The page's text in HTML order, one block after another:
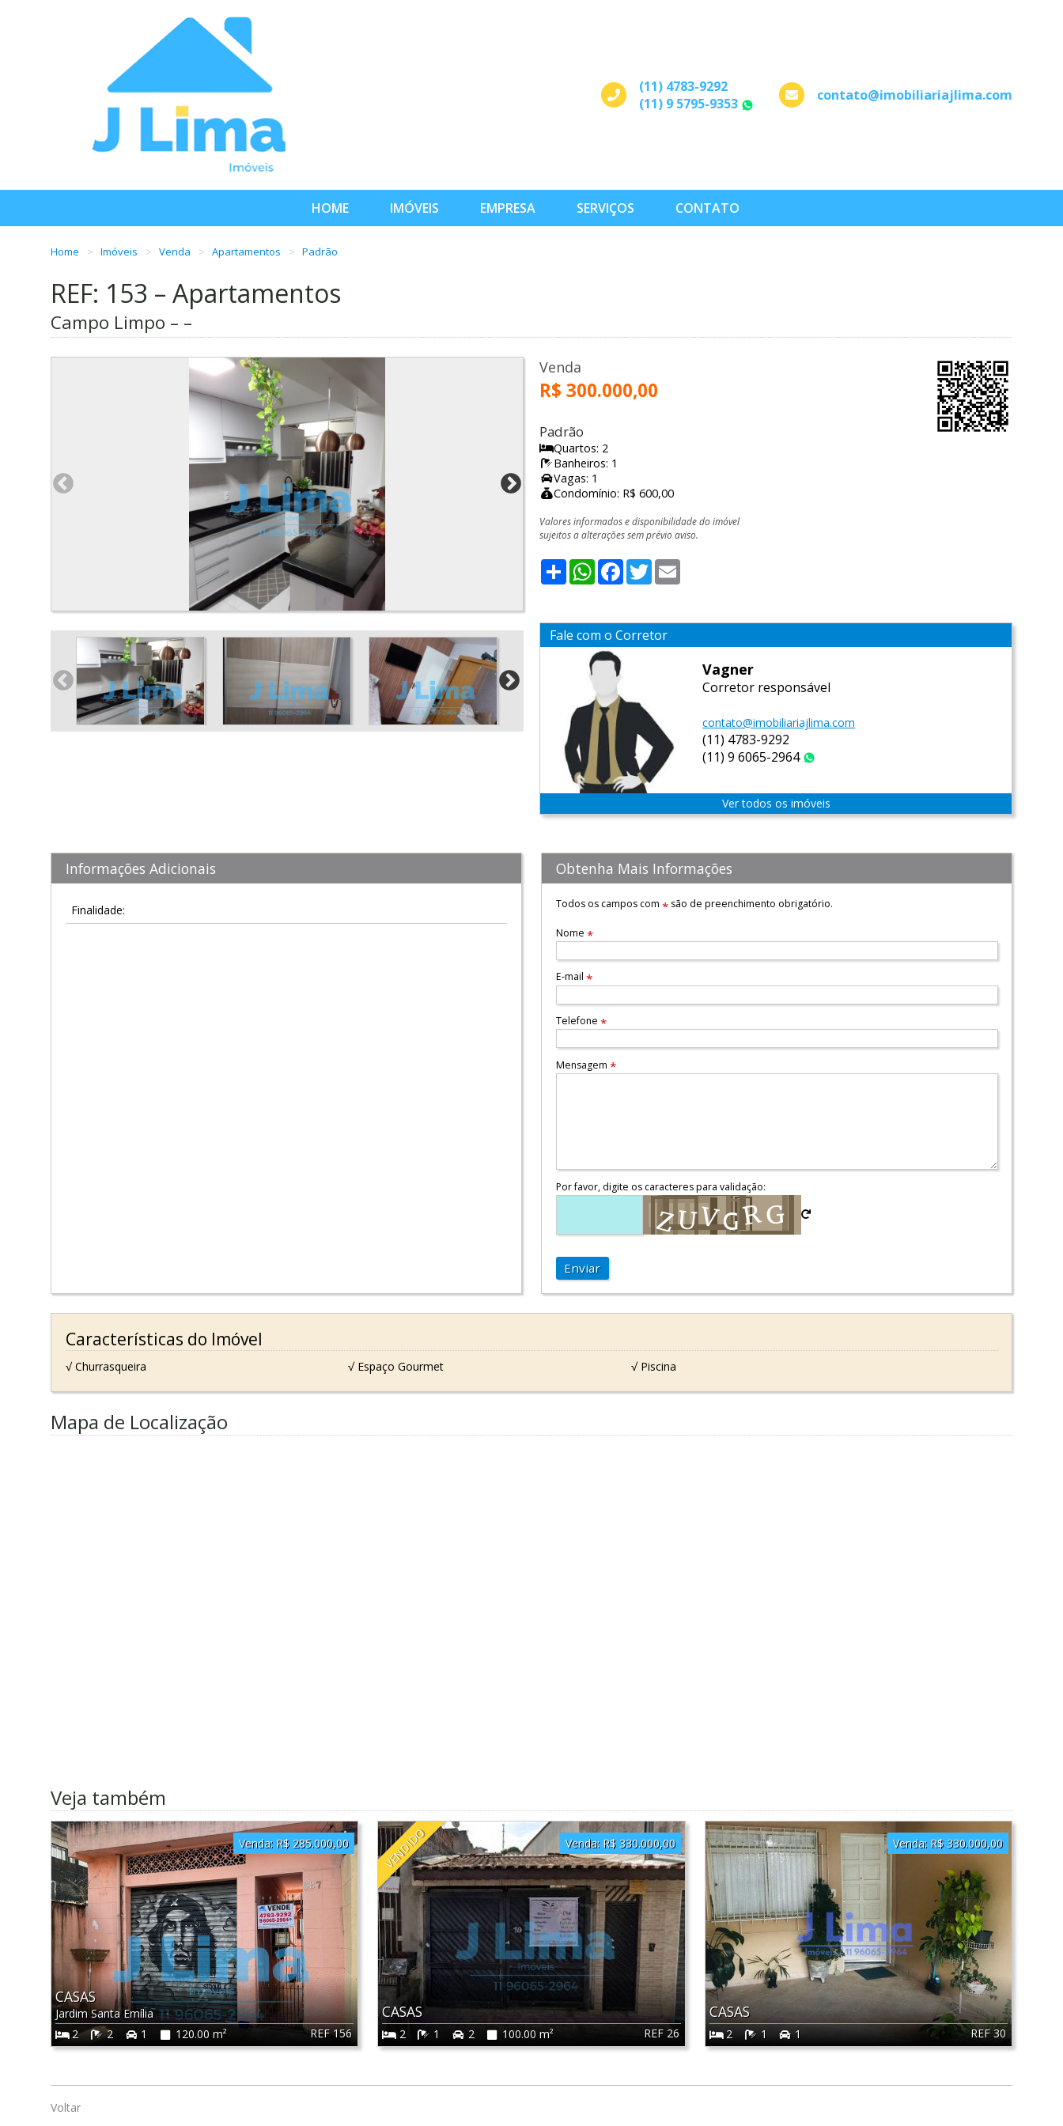
(11) 4783-9292
(11) 9 5795-9353
WhatsApp
contato@imobiliariajlima.com
HOME IMÓVEIS EMPRESA SERVIÇOS CONTATO
Home Imóveis Venda Apartamentos Padrão
REF: 153 – Apartamentos
Campo Limpo – –
Venda
R$ 300.000,00
Padrão
Quartos: 2
Banheiros: 1
Vagas: 1
Condomínio: R$ 600,00
Valores informados e disponibilidade do imóvel
sujeitos a alterações sem prévio aviso.
ShareWhatsApp
Facebook
Twitter
Fale com o Corretor
Vagner
Corretor responsável
contato@imobiliariajlima.com
(11) 4783-9292
(11) 9 6065-2964
Ver todos os imóveis
Informações Adicionais
Finalidade:
Obtenha Mais Informações
Todos os campos com *são de preenchimento obrigatório.
Nome *
E-mail *
Telefone *
Mensagem *
Por favor, digite os caracteres para validação:
Enviar
Características do Imóvel
√ Churrasqueira √ Espaço Gourmet √ Piscina
Mapa de Localização
Veja também
REF 156
CASAS
Jardim Santa Emília
2
2 1 120.00 m²
Venda: R$ 285.000,00 VENDIDO
REF 26
CASAS
2 1 2 100.00 m²
Venda: R$ 330.000,00
REF 30
CASAS
2 1 1
Venda: R$ 330.000,00
Voltar